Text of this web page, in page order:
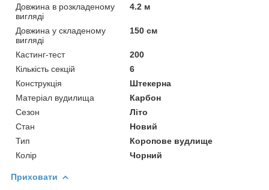
Довжина в розкладеному
вигляді
4.2 м
Довжина у складеному
вигляді
150 см
Кастинг-тест
200
Кількість секцій
6
Конструкція
Штекерна
Матеріал вудилища
Карбон
Сезон
Літо
Стан
Новий
Тип
Коропове вудлище
Колір
Чорний
Приховати